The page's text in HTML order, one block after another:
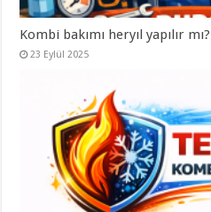
Kombi bakımı heryıl yapılır mı?
23 Eylül 2025